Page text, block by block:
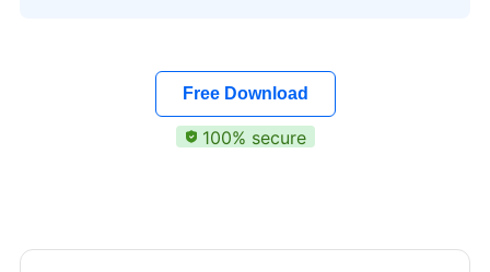
Free Download
100% secure